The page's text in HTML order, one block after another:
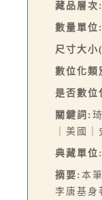
藏品層次:
數量單位:
尺寸大
數位化類
是否數位
關鍵詞:
｜美國
典藏單位:
摘要: 本
李唐基身